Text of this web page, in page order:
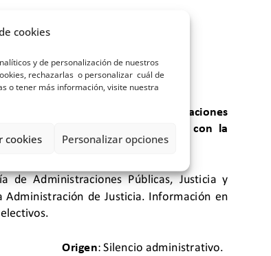
cookies
y de personalización de nuestros
rechazarlas o personalizar cuál de
o tener más información, visite nuestra
cookies Personalizar opciones